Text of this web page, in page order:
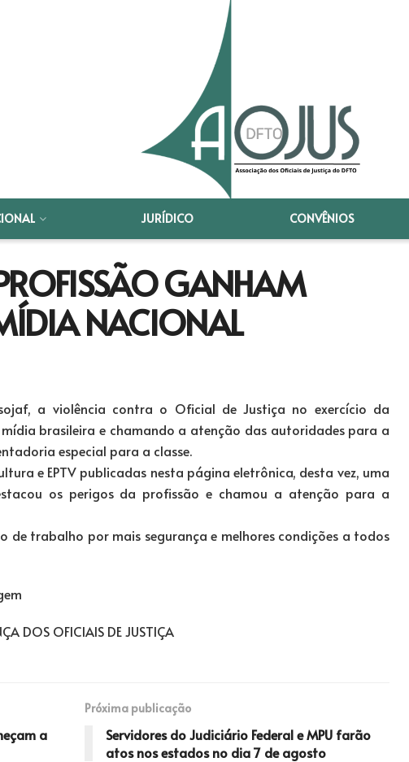
JURÍDICO CONVÊNIOS
GANHAM
NACIONAL
a violência contra o Oficial de Justiça no exercício da
brasileira e chamando a atenção das autoridades para a
especial para a classe.
e EPTV publicadas nesta página eletrônica, desta vez, uma
os perigos da profissão e chamou a atenção para a
de trabalho por mais segurança e melhores condições a todos
DOS OFICIAIS DE JUSTIÇA
a
Próxima publicação
Servidores do Judiciário Federal e MPU farão
atos nos estados no dia 7 de agosto